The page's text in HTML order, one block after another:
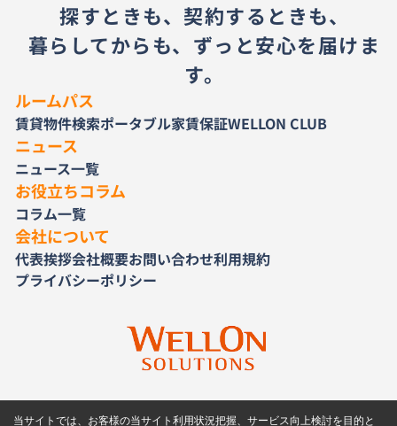
探すときも、契約するときも、
暮らしてからも、ずっと安心を届けま
す。
ルームパス
賃貸物件検索ポータブル家賃保証WELLON CLUB
ニュース
ニュース一覧
お役立ちコラム
コラム一覧
会社について
代表挨拶会社概要お問い合わせ利用規約
プライバシーポリシー
当サイトでは、お客様の当サイト利用状況把握、サービス向上検討を目的と